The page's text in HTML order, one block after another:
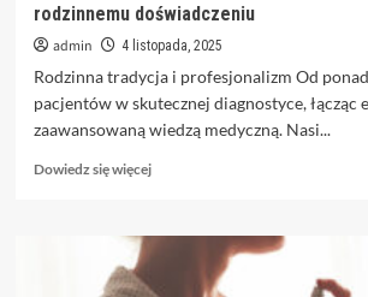
rodzinnemu doświadczeniu
admin 4 listopada, 2025
Rodzinna tradycja i profesjonalizm Od
pacjentów w skutecznej diagnostyce, łącząc
zaawansowaną wiedzą medyczną. Nasi...
Dowiedz się więcejDowiedz
o
Laboratorium
medyczne